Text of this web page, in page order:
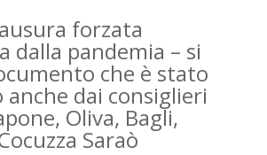
forzata
dalla pandemia – si
che è stato
dai consiglieri
Oliva, Bagli,
Saraò